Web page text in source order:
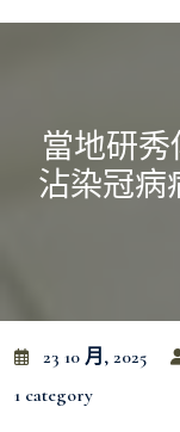
當地研
沾染冠病
23 10 月, 2025
1 category